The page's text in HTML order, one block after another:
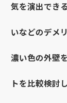
気を演出でき
いなどのデメ
濃い色の外壁
トを比較検討